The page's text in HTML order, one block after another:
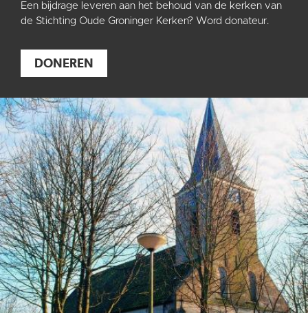
Een bijdrage leveren aan het behoud van de kerken van
de Stichting Oude Groninger Kerken? Word donateur.
DONEREN